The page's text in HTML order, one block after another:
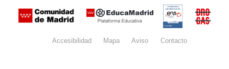
Certificación
conformidad
con el
Nacional de
Seguridad
del
Accesibilidad Mapa Aviso legalContacto